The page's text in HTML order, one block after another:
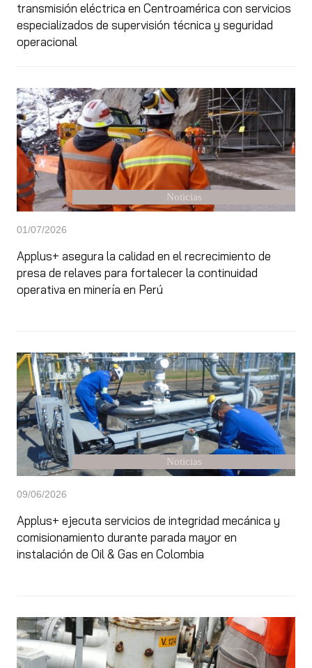
transmisión eléctrica en Centroamérica con servicios
especializados de supervisión técnica y seguridad
operacional
Noticias
01/07/2026
Applus+ asegura la calidad en el recrecimiento de
presa de relaves para fortalecer la continuidad
operativa en minería en Perú
Noticias
09/06/2026
Applus+ ejecuta servicios de integridad mecánica y
comisionamiento durante parada mayor en
instalación de Oil & Gas en Colombia